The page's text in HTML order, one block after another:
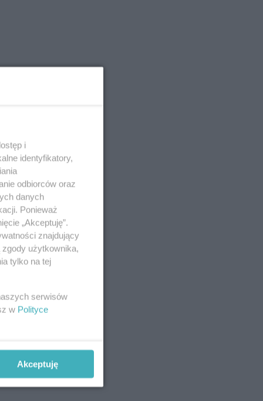
i
identyfikatory,
odbiorców oraz
danych
Ponieważ
„Akceptuję”.
znajdujący
użytkownika,
tylko na tej
serwisów
w Polityce
Akceptuję